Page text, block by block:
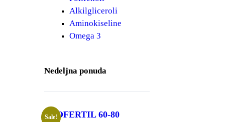
Alkilgliceroli
Aminokiseline
Omega 3
Nedeljna ponuda
Sale!
PROFERTIL 60-80